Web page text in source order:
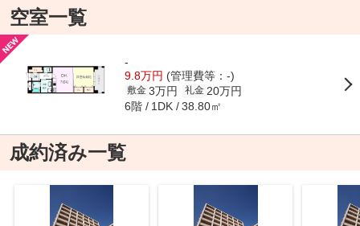
空室一覧
-
9.8万円 (管理費等：-)
敷金 3万円 礼金 20万円
6階 1DK 38.80㎡
成約済み一覧